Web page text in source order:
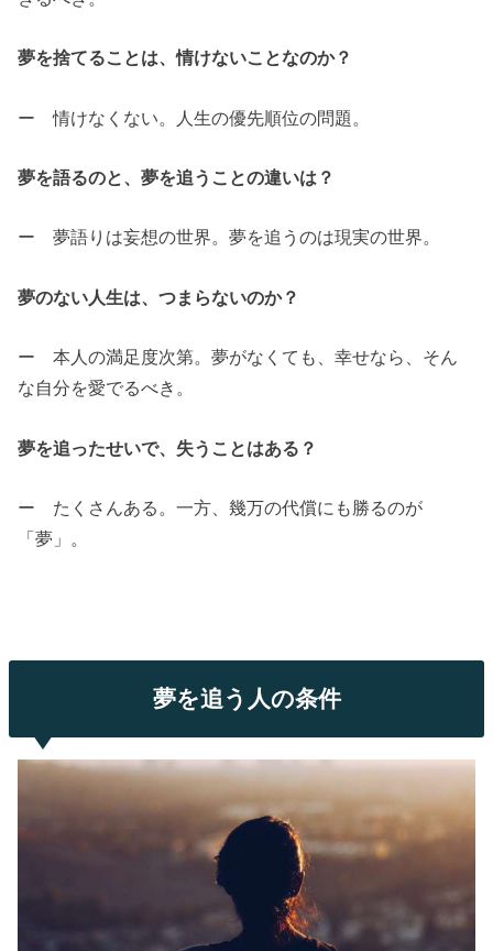
夢を捨てることは、情けないことなのか？
ー 情けなくない。人生の優先順位の問題。
夢を語るのと、夢を追うことの違いは？
ー 夢語りは妄想の世界。夢を追うのは現実の世界。
夢のない人生は、つまらないのか？
ー 本人の満足度次第。夢がなくても、幸せなら、そん
な自分を愛でるべき。
夢を追ったせいで、失うことはある？
ー たくさんある。一方、幾万の代償にも勝るのが
「夢」。
夢を追う人の条件